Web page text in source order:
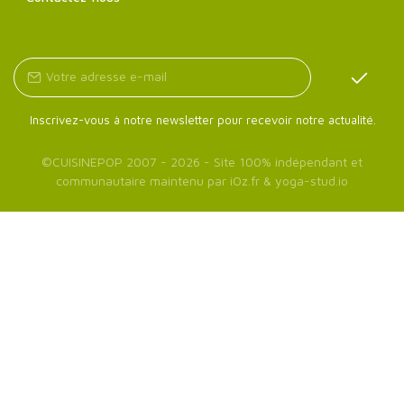
Inscrivez-vous à notre newsletter pour recevoir notre actualité.
©CUISINEPOP 2007 - 2026 - Site 100% indépendant et
communautaire maintenu par iOz.fr & yoga-stud.io